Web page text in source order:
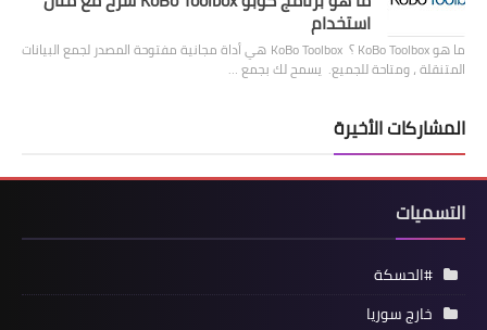
استخدام
ما هو KoBo Toolbox ؟ KoBo Toolbox هي أداة مجانية مفتوحة المصدر لجمع البيانات
المتنقلة ، ومتاحة للجميع. يسمح لك بجمع …
المشاركات الأخيرة
التسميات
#الحسكة
خارج سوريا